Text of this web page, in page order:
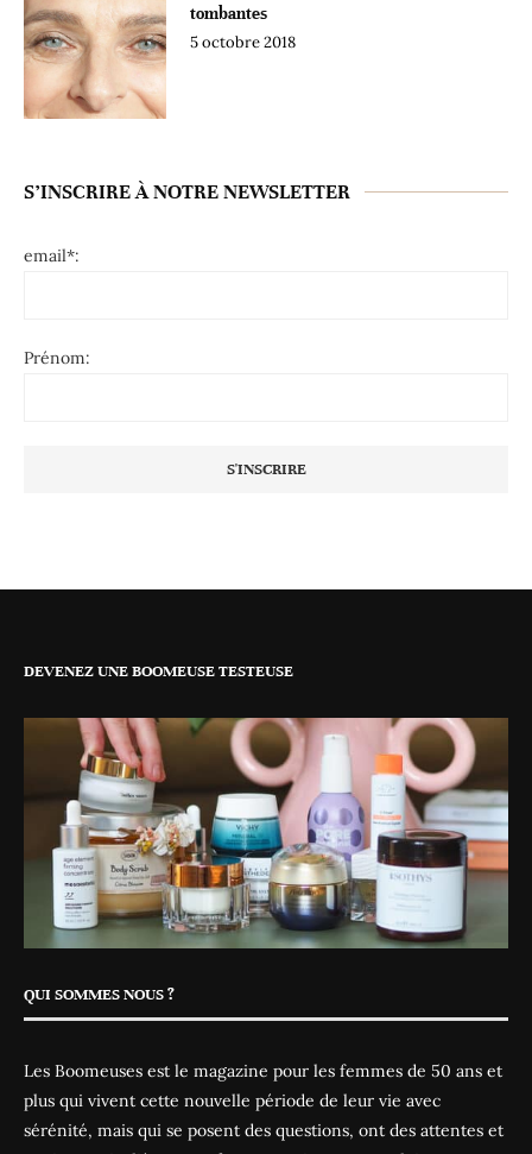
tombantes
5 octobre 2018
S’INSCRIRE À NOTRE NEWSLETTER
email*:
Prénom:
DEVENEZ UNE BOOMEUSE TESTEUSE
QUI SOMMES NOUS ?
Les Boomeuses est le magazine pour les femmes de 50 ans et
plus qui vivent cette nouvelle période de leur vie avec
sérénité, mais qui se posent des questions, ont des attentes et